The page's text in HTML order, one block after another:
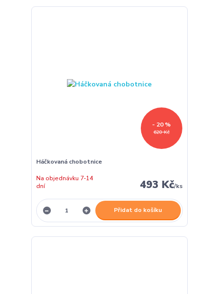
620 Kč
- 20 %
Háčkovaná chobotnice
493 Kč/ks
Na objednávku 7-14
dní
Přidat do košíku